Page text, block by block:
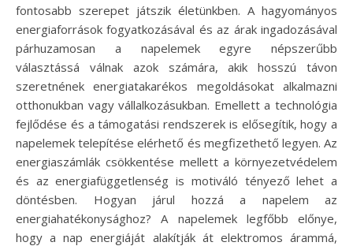
fontosabb szerepet játszik életünkben. A hagyományos
energiaforrások fogyatkozásával és az árak ingadozásával
párhuzamosan a napelemek egyre népszerűbb
választássá válnak azok számára, akik hosszú távon
szeretnének energiatakarékos megoldásokat alkalmazni
otthonukban vagy vállalkozásukban. Emellett a technológia
fejlődése és a támogatási rendszerek is elősegítik, hogy a
napelemek telepítése elérhető és megfizethető legyen. Az
energiaszámlák csökkentése mellett a környezetvédelem
és az energiafüggetlenség is motiváló tényező lehet a
döntésben. Hogyan járul hozzá a napelem az
energiahatékonysághoz? A napelemek legfőbb előnye,
hogy a nap energiáját alakítják át elektromos árammá,